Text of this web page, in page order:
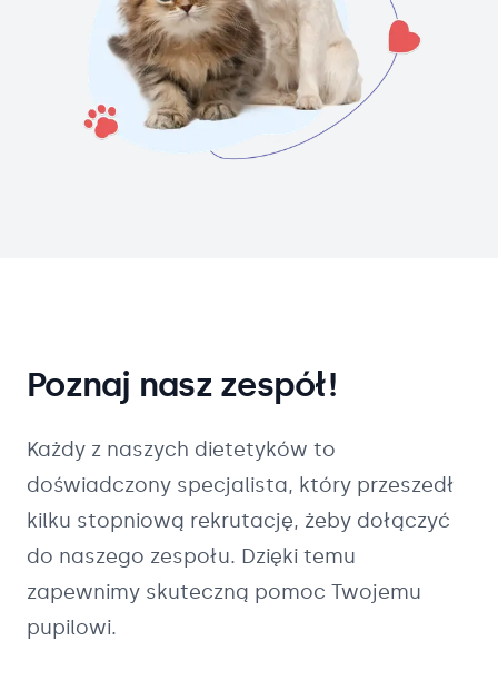
Poznaj nasz zespół!
Każdy z naszych dietetyków to
doświadczony specjalista, który przeszedł
kilku stopniową rekrutację, żeby dołączyć
do naszego zespołu. Dzięki temu
zapewnimy skuteczną pomoc Twojemu
pupilowi.